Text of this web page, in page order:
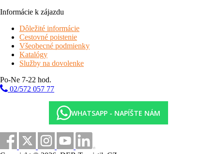
Informácie k zájazdu
Dôležité informácie
Cestovné poistenie
Všeobecné podmienky
Katalógy
Služby na dovolenke
Po-Ne 7-22 hod.
02/572 057 77
WHATSAPP - NAPÍŠTE NÁM